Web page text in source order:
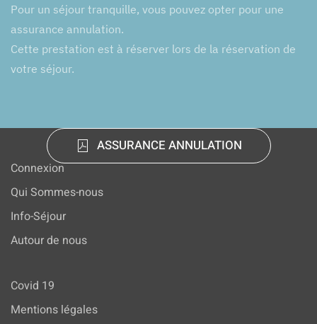
Pour un séjour tranquille, vous pouvez opter pour une
assurance annulation.
Cette prestation est à réserver lors de la réservation de
votre séjour.
ASSURANCE ANNULATION
Connexion
Qui Sommes-nous
Info-Séjour
Autour de nous
Covid 19
Mentions légales